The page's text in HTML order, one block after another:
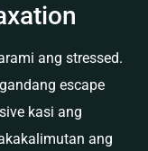
ang stressed.
escape
kasi ang
ang